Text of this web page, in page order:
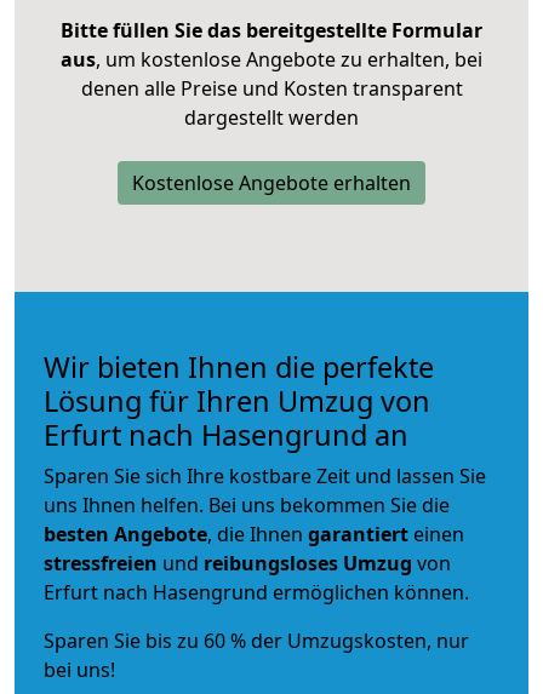
Bitte füllen Sie das bereitgestellte Formular
aus, um kostenlose Angebote zu erhalten, bei
denen alle Preise und Kosten transparent
dargestellt werden
Kostenlose Angebote erhalten
Wir bieten Ihnen die perfekte
Lösung für Ihren Umzug von
Erfurt nach Hasengrund an
Sparen Sie sich Ihre kostbare Zeit und lassen Sie
uns Ihnen helfen. Bei uns bekommen Sie die
besten Angebote, die Ihnen garantiert einen
stressfreien und reibungsloses Umzug von
Erfurt nach Hasengrund ermöglichen können.
Sparen Sie bis zu 60 % der Umzugskosten, nur
bei uns!